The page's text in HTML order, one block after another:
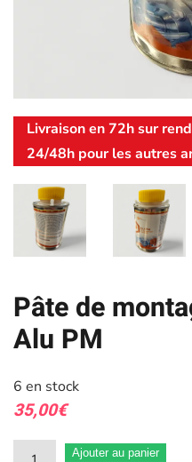
Livraison en 72h sur
24/48h pour les autres
Pâte de
Alu PM
6 en stock
35,00€
quantité
Ajouter au panier